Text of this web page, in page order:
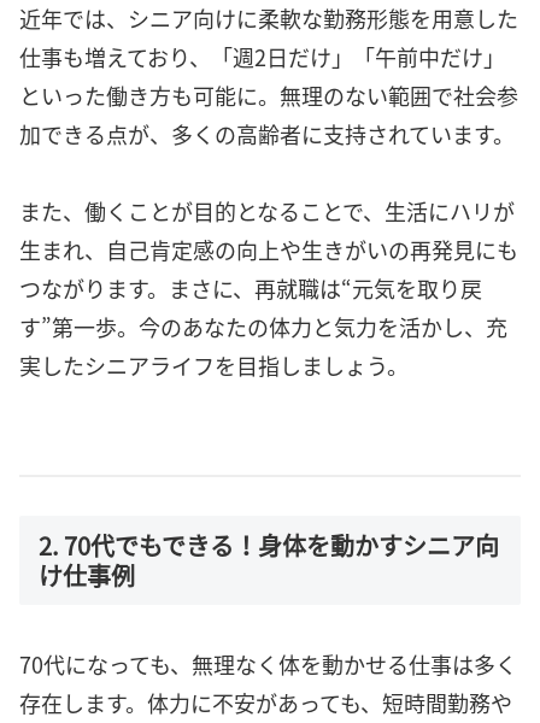
近年では、シニア向けに柔軟な勤務形態を用意した
仕事も増えており、「週2日だけ」「午前中だけ」
といった働き方も可能に。無理のない範囲で社会参
加できる点が、多くの高齢者に支持されています。
また、働くことが目的となることで、生活にハリが
生まれ、自己肯定感の向上や生きがいの再発見にも
つながります。まさに、再就職は“元気を取り戻
す”第一歩。今のあなたの体力と気力を活かし、充
実したシニアライフを目指しましょう。
2. 70代でもできる！身体を動かすシニア向
け仕事例
70代になっても、無理なく体を動かせる仕事は多く
存在します。体力に不安があっても、短時間勤務や